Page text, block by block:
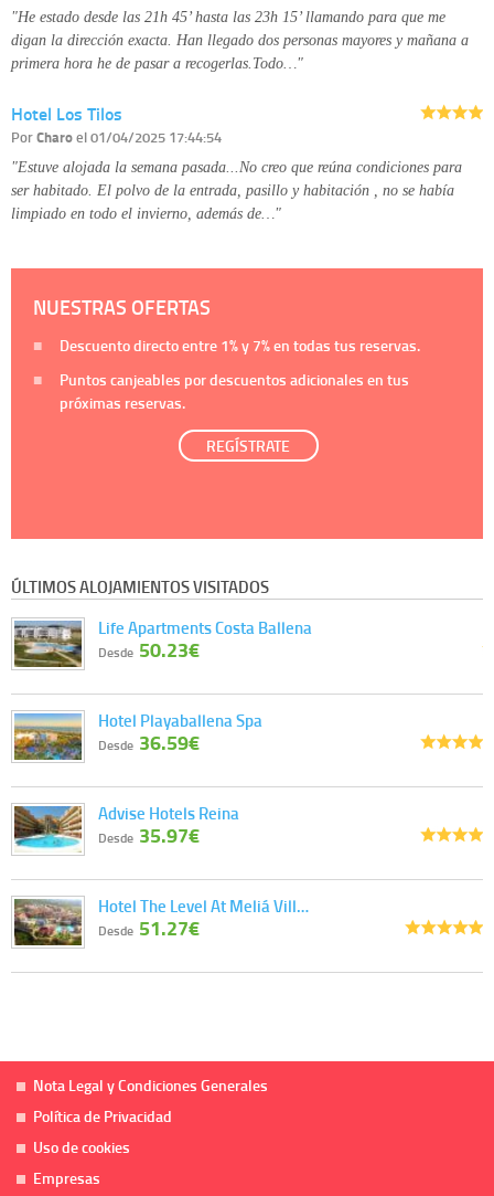
"He estado desde las 21h 45’ hasta las 23h 15’ llamando para que me
digan la dirección exacta. Han llegado dos personas mayores y mañana a
primera hora he de pasar a recogerlas.Todo…"
Hotel Los Tilos
PorCharoel 01/04/2025 17:44:54
"Estuve alojada la semana pasada...No creo que reúna condiciones para
ser habitado. El polvo de la entrada, pasillo y habitación , no se había
limpiado en todo el invierno, además de…"
NUESTRAS OFERTAS
Descuento directo entre 1%y 7%en todas tus reservas.
Puntos canjeables por descuentos adicionales en tus
próximas reservas.
REGÍSTRATE
ÚLTIMOS ALOJAMIENTOS VISITADOS
Life Apartments Costa Ballena
Desde 50.23€
Hotel Playaballena Spa
Desde 36.59€
Advise Hotels Reina
Desde 35.97€
Hotel The Level At Meliá Vill…
Desde 51.27€
Nota Legal y Condiciones Generales
Política de Privacidad
Uso de cookies
Empresas